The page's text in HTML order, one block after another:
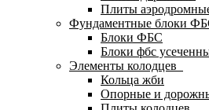
Плиты
Фундаментные блоки
Блоки ФБС
Блоки фбс
Элементы колодцев
Кольца жби
Опорные и